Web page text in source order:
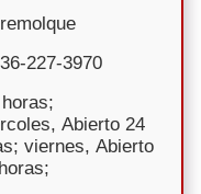
227-3970
Abierto 24
viernes, Abierto